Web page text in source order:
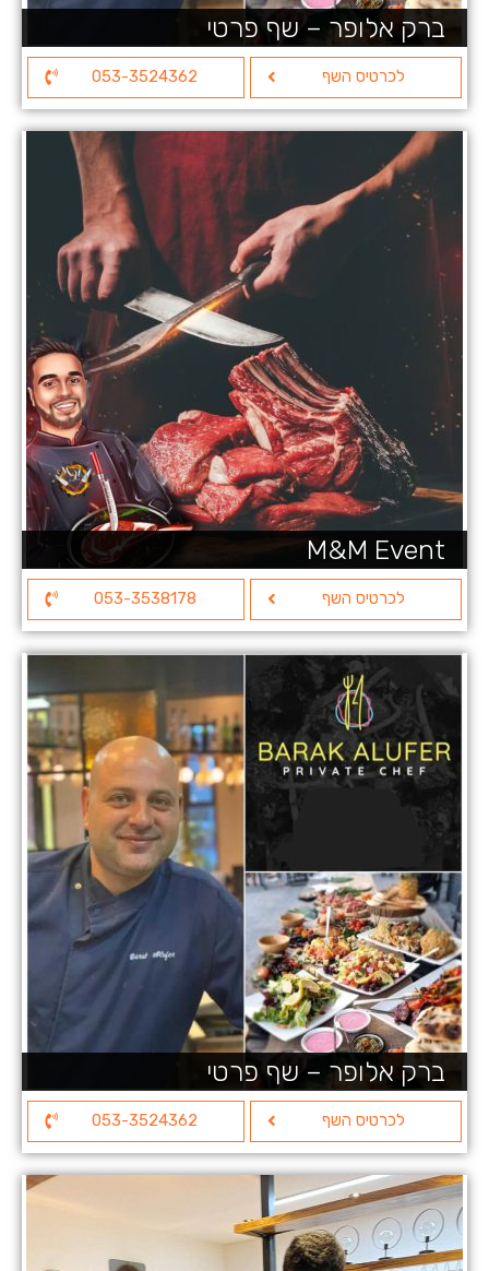
ברק אלופר – שף פרטי
לכרטיס השף 053-3524362
M&M Event
לכרטיס השף 053-3538178
ברק אלופר – שף פרטי
לכרטיס השף 053-3524362